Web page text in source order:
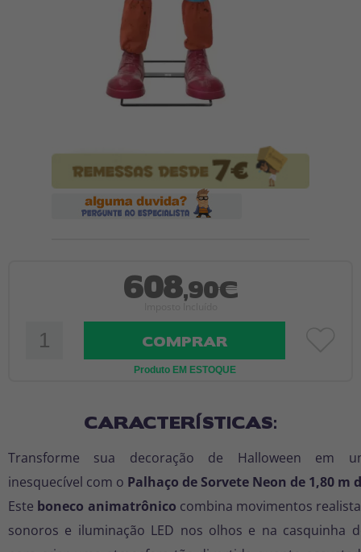
608,90€
COMPRAR
Produto EM ESTOQUE
CARACTERÍSTICAS:
Transforme sua decoração de Halloween em
inesquecível com o Palhaço de Sorvete Neon de 1,80 m
Este boneco animatrônico combina movimentos
sonoros e iluminação LED nos olhos e na casquinha